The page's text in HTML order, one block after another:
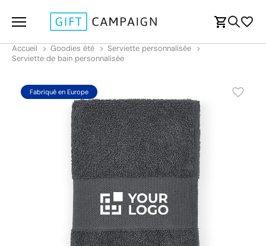
Accueil Goodies été
Serviette personnalisée
Serviette de bain personnalisée
Fabriqué en Europe